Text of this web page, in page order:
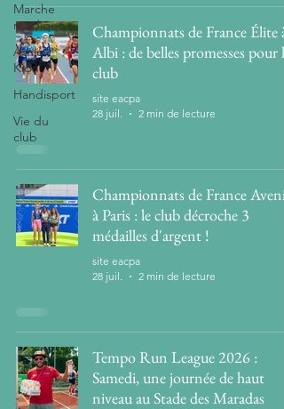
Marche
nordique
Athlé
Kids
Handisport
Vie du
club
Championnats de France Élite à
Albi : de belles promesses pour le
club
site eacpa
28 juil.
2 min de lecture
Championnats de France Avenir
à Paris : le club décroche 3
médailles d'argent !
site eacpa
28 juil.
2 min de lecture
Tempo Run League 2026 :
Samedi, une journée de haut
niveau au Stade des Maradas